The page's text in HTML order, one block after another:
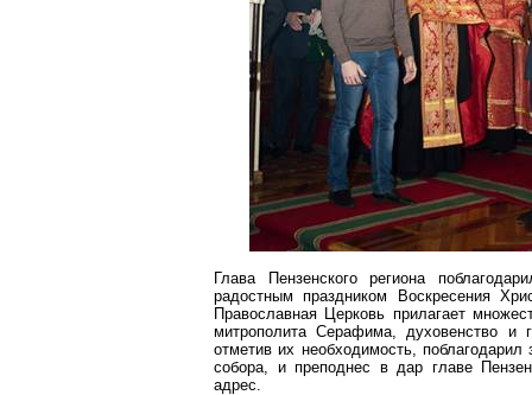
Глава Пензенского региона
радостным праздником Воскресения
Православная Церковь прилагает
митрополита Серафима, духовенство
отметив их необходимость, поблагодарил
собора, и преподнес в дар главе
адрес.